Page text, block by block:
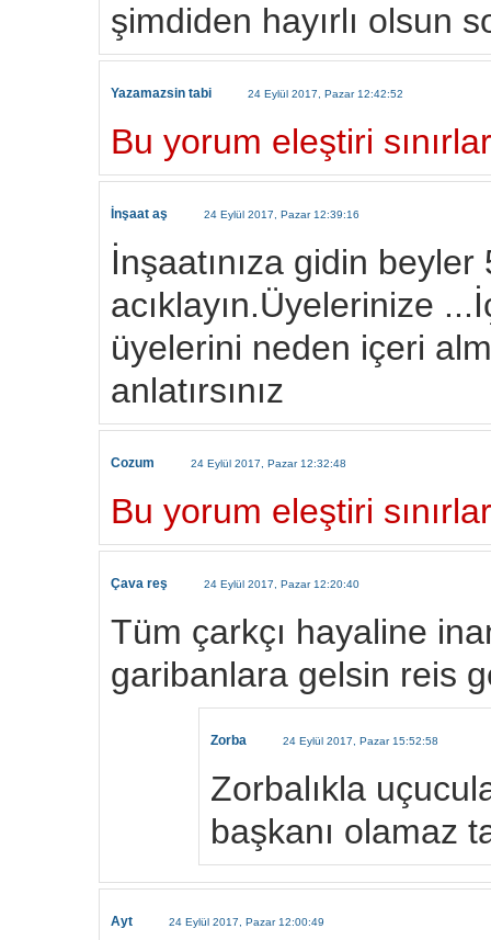
şimdiden hayırlı olsun
Yazamazsin tabi 24 Eylül 2017, Pazar 12:42:52
Bu yorum eleştiri
İnşaat aş 24 Eylül 2017, Pazar 12:39:16
İnşaatınıza gidin
acıklayın.Üyelerinize
üyelerini neden içeri
anlatırsınız
Cozum 24 Eylül 2017, Pazar 12:32:48
Bu yorum eleştiri
Çava reş 24 Eylül 2017, Pazar 12:20:40
Tüm çarkçı hayaline
garibanlara gelsin reis
Zorba 24 Eylül 2017, Pazar 15:52:58
Zorbalıkla
başkanı olamaz
Ayt 24 Eylül 2017, Pazar 12:00:49